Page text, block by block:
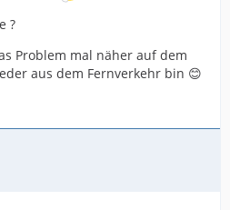
?
Problem mal näher auf dem
aus dem Fernverkehr bin 😊